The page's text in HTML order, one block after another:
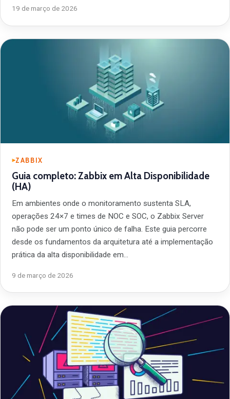
19 de março de 2026
ZABBIX
Guia completo: Zabbix em Alta Disponibilidade
(HA)
Em ambientes onde o monitoramento sustenta SLA,
operações 24×7 e times de NOC e SOC, o Zabbix Server
não pode ser um ponto único de falha. Este guia percorre
desde os fundamentos da arquitetura até a implementação
prática da alta disponibilidade em…
9 de março de 2026